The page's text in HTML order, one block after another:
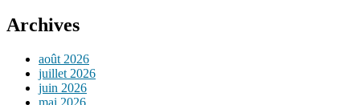
Archives
août 2026
juillet 2026
juin 2026
mai 2026